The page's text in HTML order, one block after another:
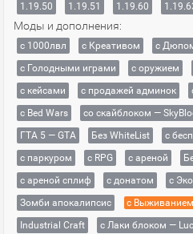
1.19.50
1.19.51 1.19.60
Моды и дополнения:
с 1000лвл c Креативом с
с Голодными играми
с оружием
с кейсами
с продажей админок
с Bed Wars
со скайблоком —
ГТА 5 — GTA
Без WhiteList
с
с паркуром
с RPG с ареной
с ареной сплиф
с донатом с
Зомби апокалипсис
с Выживанием
Industrial Craft
с Лаки блоком —